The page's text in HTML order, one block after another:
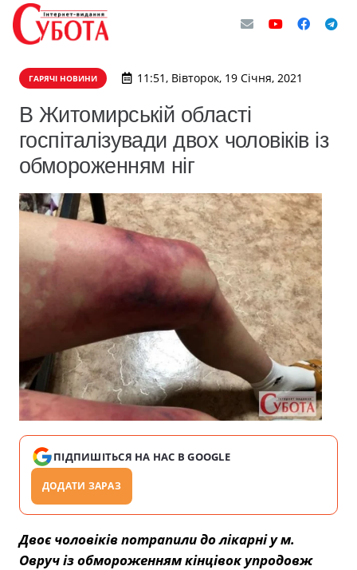
ГАРЯЧІ НОВИНИ 11:51, Вівторок, 19 Січня, 2021
В Житомирській області
госпіталізувади двох чоловіків із
обмороженням ніг
ПІДПИШІТЬСЯ НА НАС В GOOGLE
ДОДАТИ ЗАРАЗ
Двоє чоловіків потрапили до лікарні у м.
Овруч із обмороженням кінцівок упродовж